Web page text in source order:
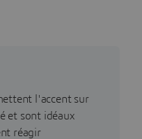
l'accent sur
et sont idéaux
réagir